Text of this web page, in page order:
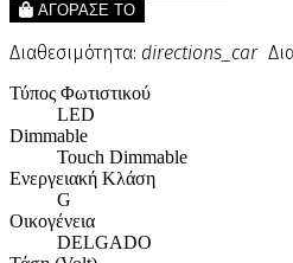
ΑΓΟΡΑΣΕ ΤΟ
Διαθεσιμότητα: directions_car
Τύπος Φωτιστικού
LED
Dimmable
Touch Dimmable
Ενεργειακή Κλάση
G
Οικογένεια
DELGADO